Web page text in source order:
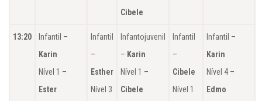
Cibele
13:20
Infantil –
Karin
Nível 1 –
Ester
Infantil
–
Esther
Nível 3
Infantojuvenil
– Karin
Nível 1 –
Cibele
Infantil
–
Cibele
Nível 1
Infantil –
Karin
Nível 4 –
Edmo